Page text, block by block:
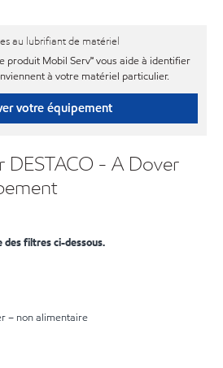
au lubrifiant de matériel
produit Mobil Serv℠ vous aide à identifier
à votre matériel particulier.
votre équipement
DESTACO - A Dover
filtres ci-dessous.
– non alimentaire